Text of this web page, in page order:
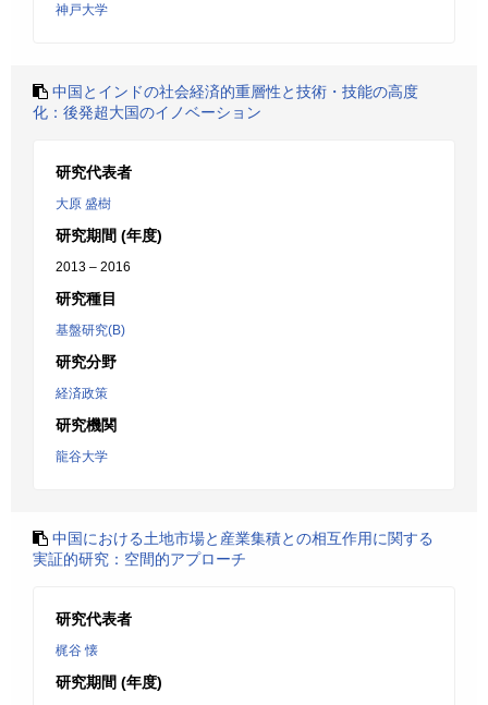
神戸大学
中国とインドの社会経済的重層性と技術・技能の高度
化：後発超大国のイノベーション
研究代表者
大原 盛樹
研究期間 (年度)
2013 – 2016
研究種目
基盤研究(B)
研究分野
経済政策
研究機関
龍谷大学
中国における土地市場と産業集積との相互作用に関する
実証的研究：空間的アプローチ
研究代表者
梶谷 懐
研究期間 (年度)